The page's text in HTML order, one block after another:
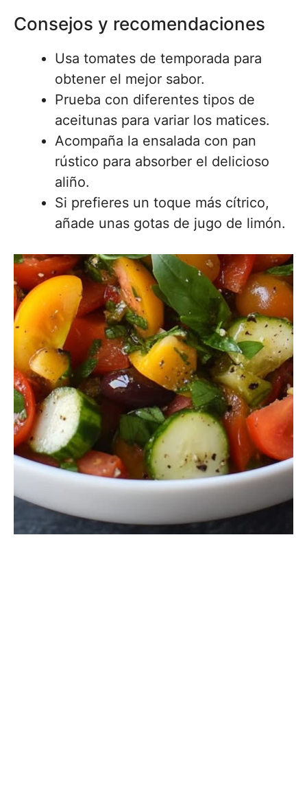
Consejos y recomendaciones
Usa tomates de temporada para
obtener el mejor sabor.
Prueba con diferentes tipos de
aceitunas para variar los matices.
Acompaña la ensalada con pan
rústico para absorber el delicioso
aliño.
Si prefieres un toque más cítrico,
añade unas gotas de jugo de limón.